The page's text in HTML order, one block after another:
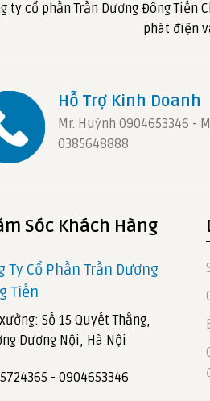
ty cổ phần Trần Dương Đông
phát điện
Hỗ Trợ Kinh Doanh
Mr. Huỳnh 0904653346 -
0385648888
Sóc Khách Hàng
Ty Cổ Phần Trần Dương
Tiến
Số 15 Quyết Thắng,
Dương Nội, Hà Nội
- 0904653346